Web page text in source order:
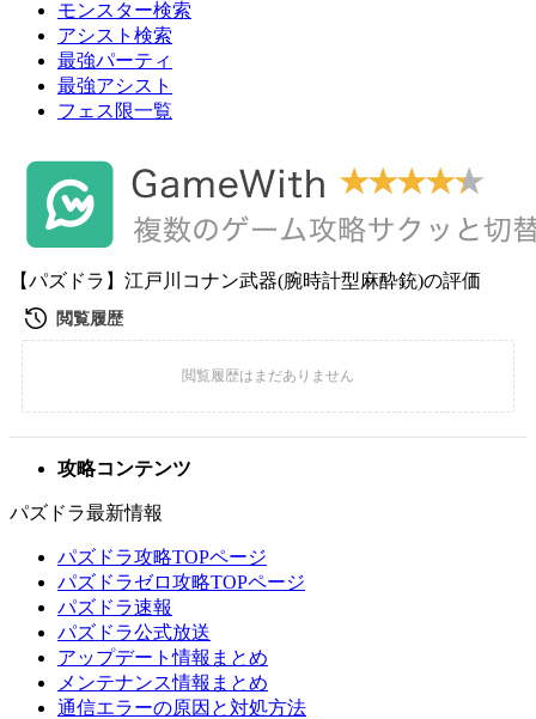
モンスター検索
アシスト検索
最強パーティ
最強アシスト
フェス限一覧
【パズドラ】江戸川コナン武器(腕時計型麻酔銃)の評価
攻略コンテンツ
パズドラ最新情報
パズドラ攻略TOPページ
パズドラゼロ攻略TOPページ
パズドラ速報
パズドラ公式放送
アップデート情報まとめ
メンテナンス情報まとめ
通信エラーの原因と対処方法